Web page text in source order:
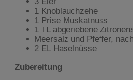
1 Knoblauchzehe
1 Prise Muskatnuss
1 TL abgeriebene
Meersalz und Pfeffer,
2 EL Haselnüsse
Zubereitung